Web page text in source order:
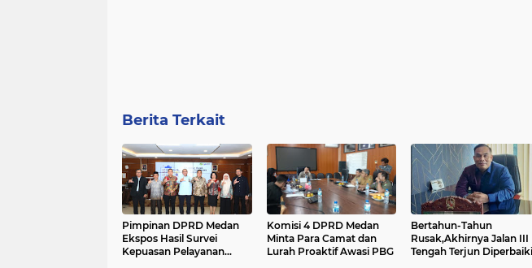
Berita Terkait
Pimpinan DPRD Medan
Ekspos Hasil Survei
Kepuasan Pelayanan
Komisi 4 DPRD Medan
Minta Para Camat dan
Lurah Proaktif Awasi PBG
Bertahun-Tahun
Rusak,Akhirnya Jalan III
Tengah Terjun